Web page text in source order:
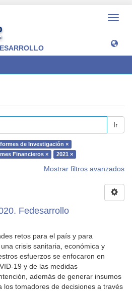
Ir
de Investigación ×
Financieros × 2021 ×
Mostrar filtros avanzados
Fedesarrollo
retos para el país y para
crisis sanitaria, económica y
esfuerzos se enfocaron en
19 y de las medidas
además de generar insumos
los tomadores de decisiones a través